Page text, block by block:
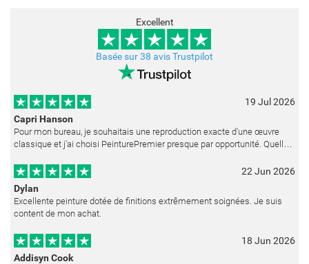
Excellent
Basée sur 38 avis Trustpilot
19 Jul 2026
Capri Hanson
Pour mon bureau, je souhaitais une reproduction exacte d'une œuvre
classique et j'ai choisi PeinturePremier presque par opportunité. Quelle
22 Jun 2026
Dylan
Excellente peinture dotée de finitions extrêmement soignées. Je suis
content de mon achat.
18 Jun 2026
Addisyn Cook